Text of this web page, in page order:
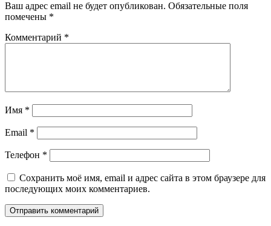
Ваш адрес email не будет опубликован. Обязательные поля
помечены *
Комментарий *
Имя *
Email *
Телефон *
Сохранить моё имя, email и адрес сайта в этом браузере для
последующих моих комментариев.